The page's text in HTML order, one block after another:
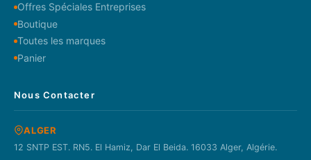
Offres Spéciales Entreprises
Boutique
Toutes les marques
Panier
Nous Contacter
ALGER
12 SNTP EST. RN5. El Hamiz, Dar El Beida. 16033 Alger, Algérie.